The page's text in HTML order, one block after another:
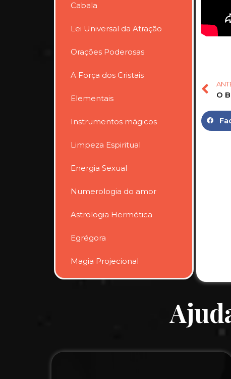
Cabala
Lei Universal da Atração
Orações Poderosas
A Força dos Cristais
Elementais
Instrumentos mágicos
Limpeza Espiritual
Energia Sexual
Numerologia do amor
Astrologia Hermética
Egrégora
Magia Projecional